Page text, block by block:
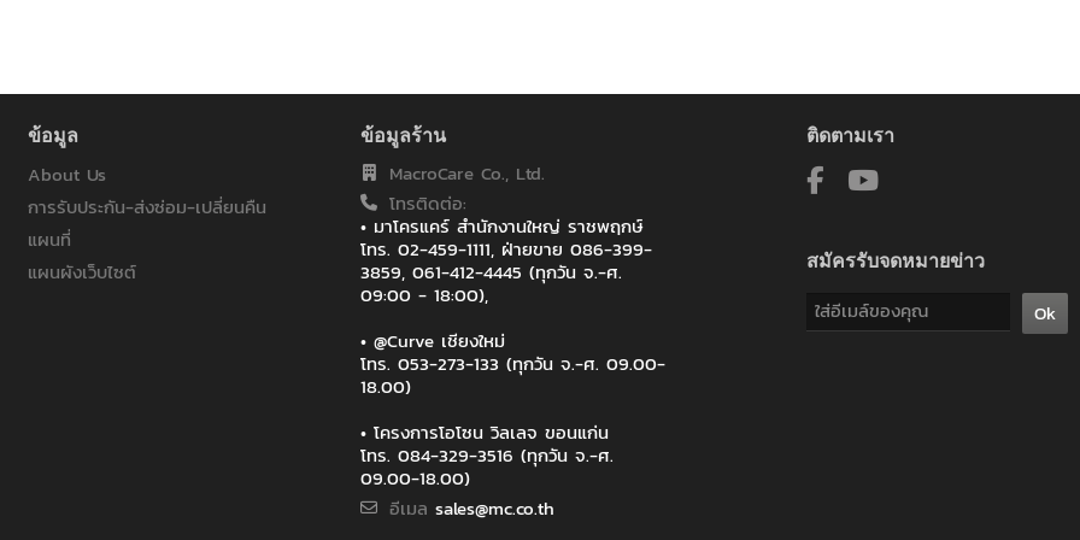
ข้อมูล
About Us
การรับประกัน-ส่งซ่อม-เปลี่ยนคืน
แผนที่
แผนผังเว็บไซต์
ข้อมูลร้าน
MacroCare Co., Ltd.
โทรติดต่อ:
• มาโครแคร์ สำนักงานใหญ่ ราชพฤกษ์
โทร. 02-459-1111, ฝ่ายขาย 086-399-
3859, 061-412-4445 (ทุกวัน จ.-ศ.
09:00 - 18:00),
• @Curve เชียงใหม่
โทร. 053-273-133 (ทุกวัน จ.-ศ. 09.00-
18.00)
• โครงการโอโซน วิลเลจ ขอนแก่น
โทร. 084-329-3516 (ทุกวัน จ.-ศ.
09.00-18.00)
อีเมลsales@mc.co.th
ติดตามเรา
สมัครรับจดหมายข่าว
Ok